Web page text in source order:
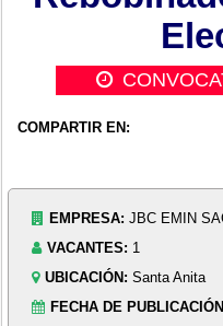
COMPARTIR EN:
EMPRESA: JBC EMIN
VACANTES: 1
UBICACIÓN: Santa Anita
FECHA DE